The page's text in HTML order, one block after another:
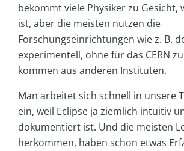
bekommt viele Physiker zu Gesicht,
ist, aber die meisten nutzen die
Forschungseinrichtungen wie z. B.
experimentell, ohne für das CERN
kommen aus anderen Instituten.
Man arbeitet sich schnell in unsere
ein, weil Eclipse ja ziemlich intuitiv
dokumentiert ist. Und die meisten
herkommen, haben schon etwas